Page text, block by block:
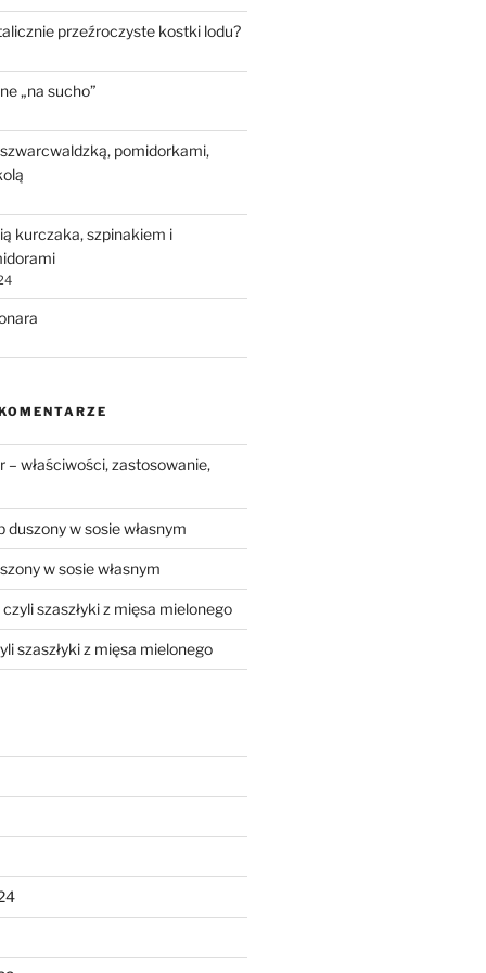
przeźroczyste kostki lodu?
„na sucho”
pomidorkami,
kurczaka, szpinakiem i
– właściwości, zastosowanie,
duszony w sosie własnym
w sosie własnym
szaszłyki z mięsa mielonego
szaszłyki z mięsa mielonego